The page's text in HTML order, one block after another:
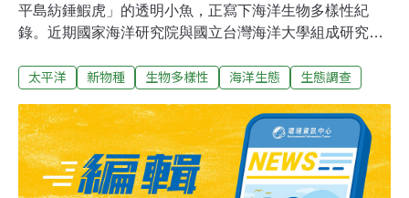
平島紡錘鰕虎」的透明小魚，正寫下海洋生物多樣性紀
錄。近期國家海洋研究院與國立台灣海洋大學組成研究團
為太平島紡錘鰕虎（Fusigobius taipinensis），科研團隊
新種存在。新發現命名太平洋紡錘鰕虎 揭開隱蔽種的神秘
面紗國海院（7日）發布新聞稿指出，國海院海洋生態及
保育研究中心與台灣海洋大學研究所合作，在台灣最南端
的南沙太平島海域進行隱蔽性魚種調查，發現世界新種的
太平洋 新物種 生物多樣性 海洋生態 生態調查